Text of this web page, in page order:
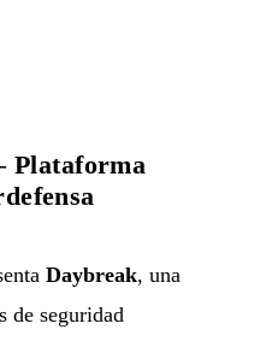
Plataforma
Daybreak, una
de seguridad